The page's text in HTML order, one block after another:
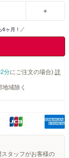
+
6ヶ月！
分にご注文の場合) 詳
域除く
タッフがお客様の